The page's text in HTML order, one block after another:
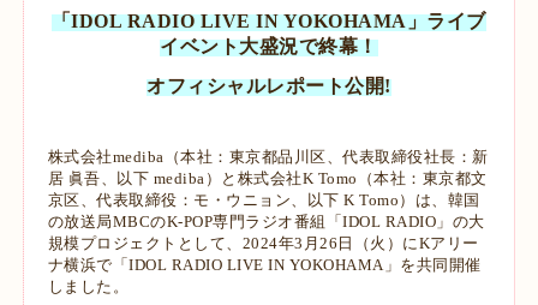
「IDOL RADIO LIVE IN YOKOHAMA」ライブ
イベント大盛況で終幕！
オフィシャルレポート公開!
株式会社mediba（本社：東京都品川区、代表取締役社長：新
居 眞吾、以下 mediba）と株式会社K Tomo（本社：東京都文
京区、代表取締役：モ・ウニョン、以下 K Tomo）は、韓国
の放送局MBCのK-POP専門ラジオ番組「IDOL RADIO」の大
規模プロジェクトとして、2024年3月26日（火）にKアリー
ナ横浜で「IDOL RADIO LIVE IN YOKOHAMA」を共同開催
しました。